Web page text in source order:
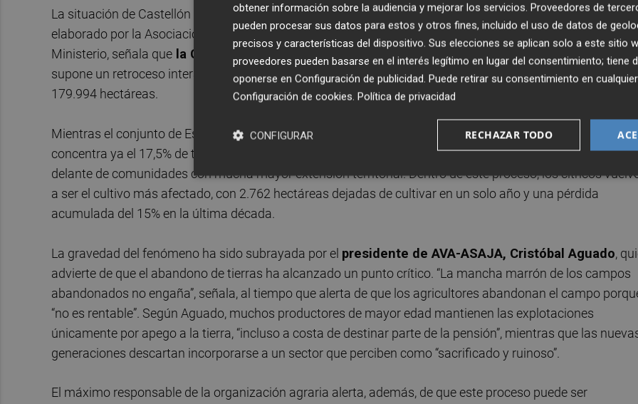
La situación de Castellón se enmarca en un contexto autonómico especialmente preocupante. Un estudio
elaborado por la Asociación Valenciana de Agricultores (AVA-ASAJA), a partir de la encuesta Esyrce del
Ministerio, señala que la Comunitat Valenciana dejó de cultivar 3.548 hectáreas en 2025
, lo que
supone un retroceso interanual del 2,01% y eleva la superficie total abandonada hasta un récord histórico
179.994 hectáreas.
Mientras el conjunto de España logra recuperar ligeramente superficie agraria, la Comunitat Valenciana
concentra ya el 17,5% de todas las tierras abandonadas del país, encabezando el ranking nacional por
delante de comunidades con mucha mayor extensión territorial. Dentro de este proceso, los cítricos
a ser el cultivo más afectado, con 2.762 hectáreas dejadas de cultivar en un solo año y una pérdida
acumulada del 15% en la última década.
La gravedad del fenómeno ha sido subrayada por el presidente de AVA-ASAJA, Cristóbal Aguado,
advierte de que el abandono de tierras ha alcanzado un punto crítico. “La mancha marrón de los campos
abandonados no engaña”, señala, al tiempo que alerta de que los agricultores abandonan el campo
“no es rentable”. Según Aguado, muchos productores de mayor edad mantienen las explotaciones
únicamente por apego a la tierra, “incluso a costa de destinar parte de la pensión”, mientras que las
generaciones descartan incorporarse a un sector que perciben como “sacrificado y ruinoso”.
El máximo responsable de la organización agraria alerta, además, de que este proceso puede ser
obtener información sobre la audiencia y mejorar los servicios. Proveedores de
pueden procesar sus datos para estos y otros fines, incluido el uso de datos de
precisos y características del dispositivo. Sus elecciones se aplican solo a este sitio
proveedores pueden basarse en el interés legítimo en lugar del consentimiento; tiene
oponerse en Configuración de publicidad. Puede retirar su consentimiento en
Configuración de cookies. Política de privacidad
RECHAZAR TODO
CONFIGURAR